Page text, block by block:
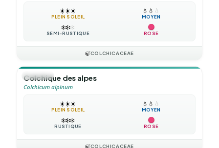
☀️☀️☀️
PLEIN SOLEIL
💧 💧 💧
MOYEN
❄️❄️❄️
SEMI-RUSTIQUE ROSE
🍃COLCHICACEAE
🪴VIVACE
Colchique des alpes
Colchicum alpinum
☀️☀️☀️
PLEIN SOLEIL
💧 💧 💧
MOYEN
❄️❄️❄️
RUSTIQUE ROSE
🍃COLCHICACEAE